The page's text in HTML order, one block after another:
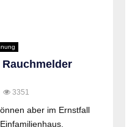
3351
aber im Ernstfall